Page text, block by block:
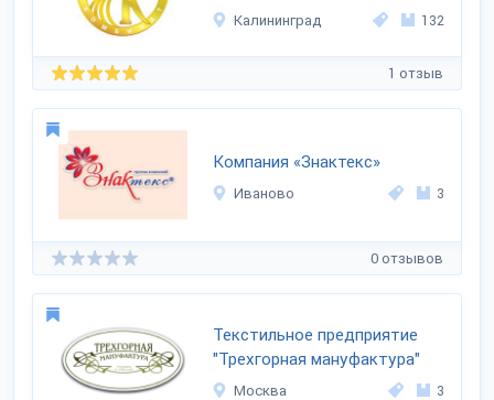
Калининград 132
1 отзыв
Компания «Знактекс»
Иваново 3
0 отзывов
Текстильное предприятие
"Трехгорная мануфактура"
Москва 3